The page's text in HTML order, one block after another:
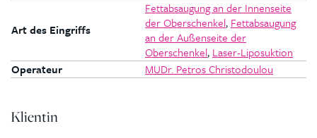
Art des Eingriffs
Fettabsaugung an der Innenseite
der Oberschenkel, Fettabsaugung
an der Außenseite der
Oberschenkel, Laser-Liposuktion
Operateur
MUDr. Petros Christodoulou
Klientin